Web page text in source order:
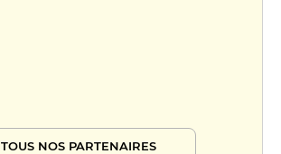
TOUS NOS PARTENAIRES